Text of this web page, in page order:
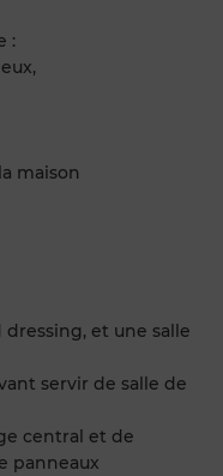
:
maison
et une salle
servir de salle de
central et de
panneaux